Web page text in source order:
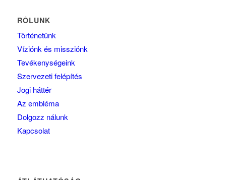
RÓLUNK
Történetünk
Víziónk és missziónk
Tevékenységeink
Szervezeti felépítés
Jogi háttér
Az embléma
Dolgozz nálunk
Kapcsolat